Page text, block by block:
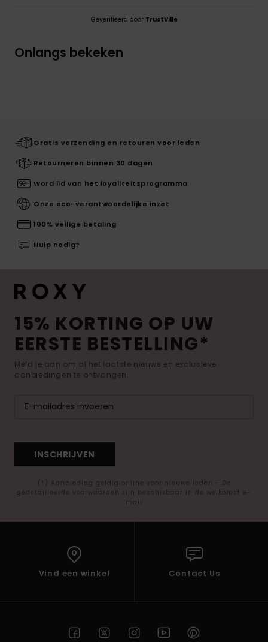
Geverifieerd door TrustVille
Onlangs bekeken
Gratis verzending en retouren voor leden
Retourneren binnen 30 dagen
Word lid van het loyaliteitsprogramma
Onze eco-verantwoordelijke inzet
100% veilige betaling
Hulp nodig?
15% KORTING OP UW
EERSTE BESTELLING*
Meld je aan om al het laatste nieuws en exclusieve
aanbiedingen te ontvangen.
INSCHRIJVEN
(*) Aanbieding geldig online voor nieuwe leden - De
gedetailleerde voorwaarden zijn beschikbaar in de welkomst e-
mail
Vind een winkel Contact Us